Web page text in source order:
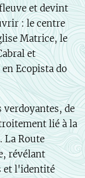
et devint
: le centre
Matrice, le
et
Ecopista do
verdoyantes, de
lié à la
La Route
révélant
et l'identité